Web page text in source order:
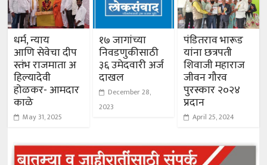
धर्म, न्याय
आणि सेवेचा दीप
स्तंभ राजमाता अ
हिल्यादेवी
होळकर- आमदार
काळे
May 31, 2025
१७ जागांच्या
निवडणुकीसाठी
३६ उमेदवारी अर्ज
दाखल
December 28,
2023
पंडितराव भारूड
यांना छत्रपती
शिवाजी महाराज
जीवन गौरव
पुरस्कार २०२४
प्रदान
April 25, 2024